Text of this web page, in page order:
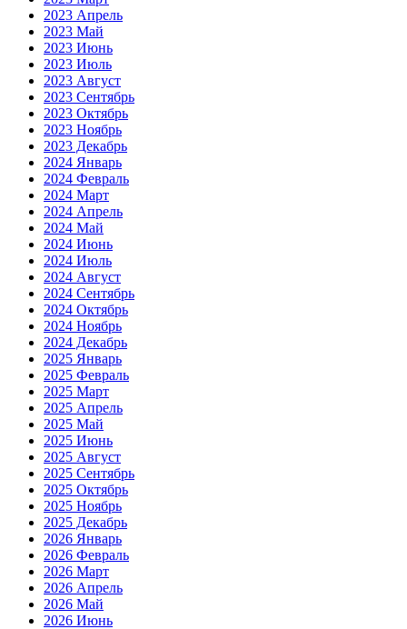
2023 Апрель
2023 Май
2023 Июнь
2023 Июль
2023 Август
2023 Сентябрь
2023 Октябрь
2023 Ноябрь
2023 Декабрь
2024 Январь
2024 Февраль
2024 Март
2024 Апрель
2024 Май
2024 Июнь
2024 Июль
2024 Август
2024 Сентябрь
2024 Октябрь
2024 Ноябрь
2024 Декабрь
2025 Январь
2025 Февраль
2025 Март
2025 Апрель
2025 Май
2025 Июнь
2025 Август
2025 Сентябрь
2025 Октябрь
2025 Ноябрь
2025 Декабрь
2026 Январь
2026 Февраль
2026 Март
2026 Апрель
2026 Май
2026 Июнь